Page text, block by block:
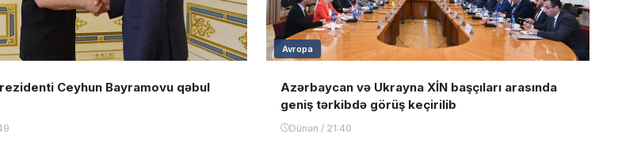
Ceyhun Bayramovu qəbul
Avropa
Azərbaycan və Ukrayna XİN başçıları arasında
geniş tərkibdə görüş keçirilib
Dünən / 21:40